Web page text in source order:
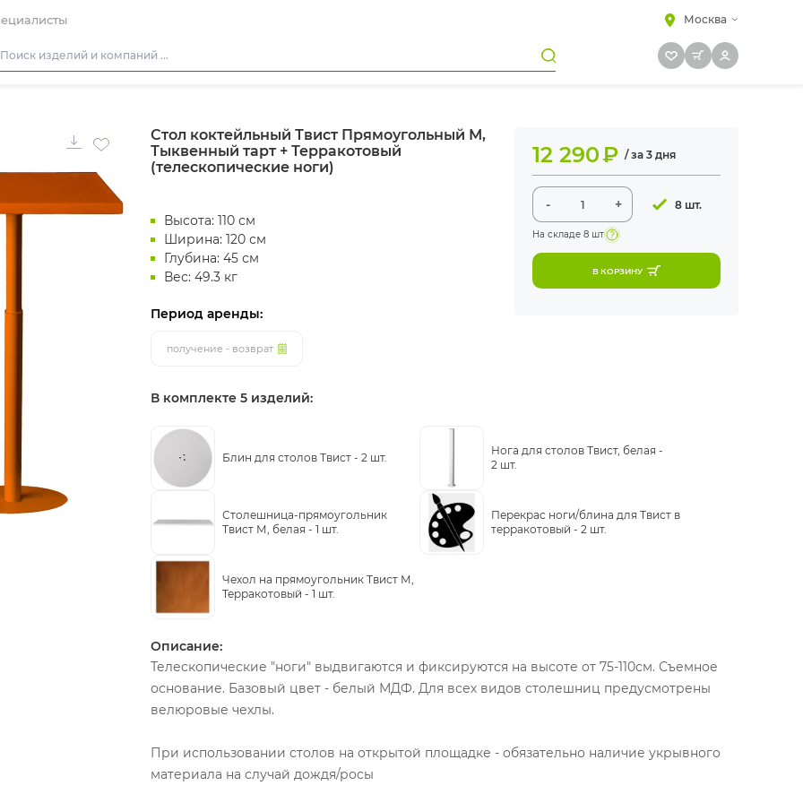
Москва
Скамейки
Барная мебель
Стол коктейльный Твист Прямоугольный М,
Тыквенный тарт + Терракотовый
(телескопические ноги)
Высота: 110 см
Ширина: 120 см
Глубина: 45 см
Вес: 49.3 кг
Период аренды:
получение - возврат
12 290₽ / за 3 дня
- + 8 шт.
На складе 8 шт
В КОРЗИНУ
В комплекте 5 изделий:
Блин для столов Твист - 2 шт.
Нога для столов Твист, белая -
2 шт.
Столешница-прямоугольник
Твист М, белая - 1 шт.
Перекрас ноги/блина для Твист в
терракотовый - 2 шт.
Чехол на прямоугольник Твист М,
Терракотовый - 1 шт.
Описание:
Телескопические "ноги" выдвигаются и фиксируются на высоте от 75-110см. Съемное
основание. Базовый цвет - белый МДФ. Для всех видов столешниц предусмотрены
велюровые чехлы.
При использовании столов на открытой площадке - обязательно наличие укрывного
материала на случай дождя/росы